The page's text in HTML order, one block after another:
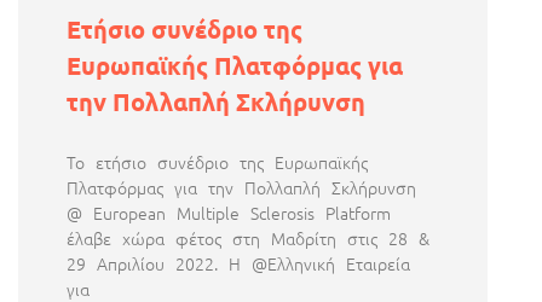
Ετήσιο συνέδριο της
Ευρωπαϊκής Πλατφόρμας για
την Πολλαπλή Σκλήρυνση
Το ετήσιο συνέδριο της Ευρωπαϊκής
Πλατφόρμας για την Πολλαπλή Σκλήρυνση
@ European Multiple Sclerosis Platform
έλαβε χώρα φέτος στη Μαδρίτη στις 28 &
29 Απριλίου 2022. Η @Ελληνική Εταιρεία
για